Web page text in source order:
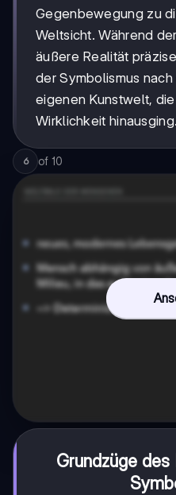
Gegenbewegung zu
Weltsicht. Während
äußere Realität
der Symbolismus
eigenen Kunstwelt,
Wirklichkeit hinausging.
6 of 10
Grundzüge